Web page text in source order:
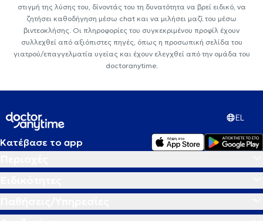
στιγμή της λύσης του, δίνοντάς του τη δυνατότητα να βρεί ειδικό, να
ζητήσει καθοδήγηση μέσω chat και να μιλήσει μαζί του μέσω
βιντεοκλήσης. Οι πληροφορίες του συγκεκριμένου προφίλ έχουν
συλλεχθεί από αξιόπιστες πηγές, όπως η προσωπική σελίδα του
γιατρού/επαγγελματία υγείας και έχουν ελεγχθεί από την ομάδα του
doctoranytime.
EL
Κατέβασε το app